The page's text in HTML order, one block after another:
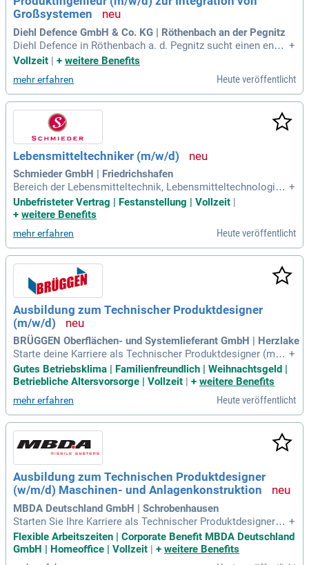
ontage komplexer Subsysteme und tragen zur Dokumentati
on bei. Ihre Mitwirkung an der Weiterentwicklung von Monta
geprozessen ist ebenfalls gefragt.
Großsystemen
Diehl Defence GmbH & Co. KG | Röthenbach an der Pegnitz
Diehl Defence in Röthenbach a. d. Pegnitz sucht einen enga
gierten Produktingenieur (m/w/d) zur Integration von Großs
ale Transformation, Nachhaltigkeit und Friedenssicherung.
Arbeiten Sie mit über 16.000 Mitarbeitern an innovativen Te
chnologien in den Bereichen Metall, Controls, Aviation und
Metering. Wir legen Wert auf ein Umfeld geprägt von Vertrau
en und Mut. Bewerben Sie sich jetzt und starten Sie Ihre Kar
riere in einem stabilen Unternehmen mit Tradition. Entdecke
n Sie spannende Herausforderungen und werden Sie Teil un
seres Teams – mehr Informationen finden Sie auf Step Ston
e.
+
Vollzeit | + weitere Benefits
mehr erfahren Heute veröffentlicht
Lebensmitteltechniker (m/w/d)
Schmieder GmbH | Friedrichshafen
Bereich der Lebensmitteltechnik, Lebensmitteltechnologie,
Pharmazie, Chemie oder einem vergleichbaren Studiengang;
Angemessene Berufserfahrung als Ökotrophologe (m/w/d),
ensmittelentwickler (m/w/d), Produktingenieur
+
Unbefristeter Vertrag | Festanstellung | Vollzeit |
+ weitere Benefits
mehr erfahren Heute veröffentlicht
Ausbildung zum Technischer Produktdesigner
(m/w/d)
BRÜGGEN Oberflächen- und Systemlieferant GmbH | Herzlake
Starte deine Karriere als Technischer Produktdesigner (m/
w/d) ab dem 01.08.2027! In diesem spannenden Berufsfeld a
rbeitest du an der Entwicklung innovativer Maschinen und A
erst Bauteile und Baugruppen mithilfe modernster CAD-Syst
eme. Zudem erstellst du technische Dokumentationen, wie
Montagepläne und Stücklisten, die für den Produktionsproz
ess entscheidend sind. Während deiner Ausbildung lernst du
den Umgang mit CAD-Software wie Creo sowie die Stammd
atenerstellung in SAP. Werde Teil eines dynamischen Teams
und gestalte die Zukunft der Technik mit!
+
Gutes Betriebsklima | Familienfreundlich | Weihnachtsgeld |
Betriebliche Altersvorsorge | Vollzeit
+ weitere Benefits
mehr erfahren Heute veröffentlicht
Ausbildung zum Technischen Produktdesigner
(w/m/d) Maschinen- und Anlagenkonstruktion
MBDA Deutschland GmbH | Schrobenhausen
Starten Sie Ihre Karriere als Technischer Produktdesigner
(w/m/d) in der Maschinen- und Anlagenkonstruktion bei MB
DA, dem führenden deutschen Systemhaus für innovative Lu
+
Flexible Arbeitszeiten | Corporate Benefit MBDA Deutschland
GmbH | Homeoffice | Vollzeit | + weitere Benefits